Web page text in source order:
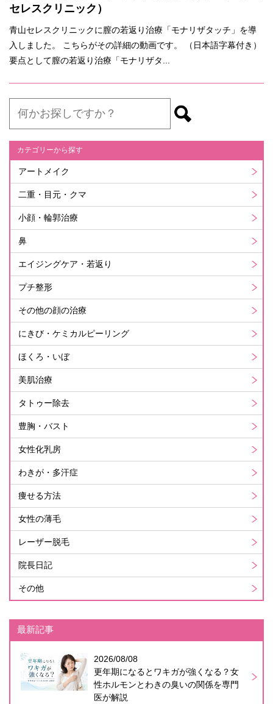
セレスクリニック）
青山セレスクリニックに膣の若返り治療「モナリザタッチ」を導
入しました。 こちらがその詳細の動画です。 （日本語字幕付き）
要点として膣の若返り治療「モナリザタ...
カテゴリーから探す
アートメイク
二重・目元・クマ
小顔・輪郭治療
鼻
エイジングケア・若返り
プチ整形
その他の顔の治療
にきび・ケミカルピーリング
ほくろ・いぼ
美肌治療
タトゥー除去
豊胸・バスト
女性化乳房
わきが・多汗症
痩せる方法
女性の薄毛
レーザー脱毛
院長日記
その他
最新記事
2026/08/08
更年期になるとワキガが強くなる？女
性ホルモンとわきの臭いの関係を専門
医が解説